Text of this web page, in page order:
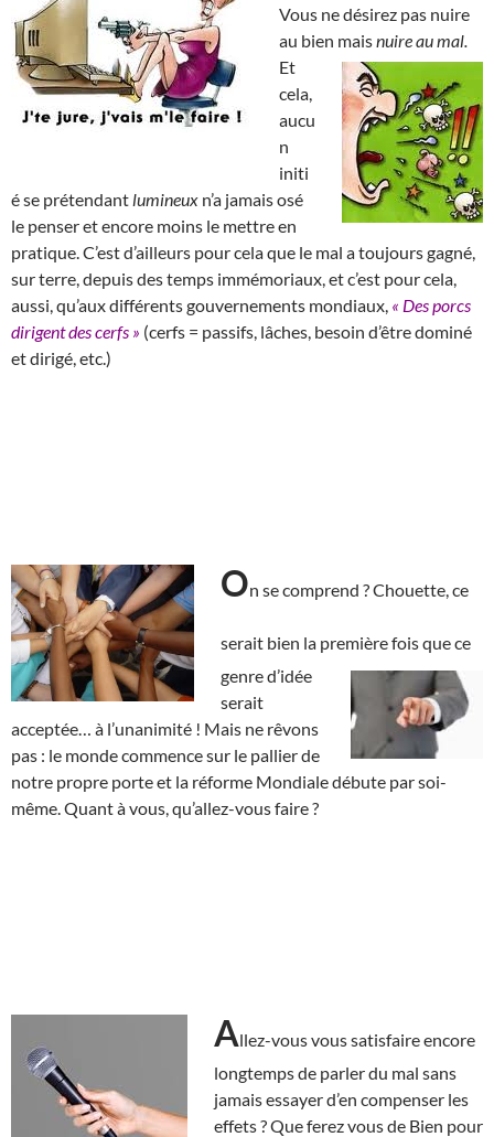
Vous ne désirez pas nuire
au bien maisnuire au mal.
Et
cela,
aucu
n
initi
é se prétendant lumineux n’a jamais osé
le penser et encore moins le mettre en
pratique. C’est d’ailleurs pour cela que le mal a toujours gagné,
sur terre, depuis des temps immémoriaux, et c’est pour cela,
aussi, qu’aux différents gouvernements mondiaux, « Des porcs
dirigent des cerfs » (cerfs = passifs, lâches, besoin d’être dominé
et dirigé, etc.)
On se comprend ? Chouette, ce
serait bien la premièrefois que ce
genre d’idée
serait
acceptée… à l’unanimité ! Mais ne rêvons
pas : le monde commence sur le pallier de
notre propre porte et la réforme Mondiale débute par soi-
même. Quant à vous, qu’allez-vous faire ?
Allez-vous vous satisfaire encore
longtemps de parler du mal sans
jamais essayer d’en compenser les
effets ? Que ferez vous de Bien pour